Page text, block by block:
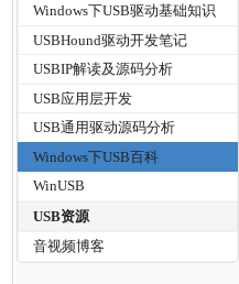
Windows下USB驱动基础知识
USBHound驱动开发笔记
USBIP解读及源码分析
USB应用层开发
USB通用驱动源码分析
Windows下USB百科
WinUSB
USB资源
音视频博客